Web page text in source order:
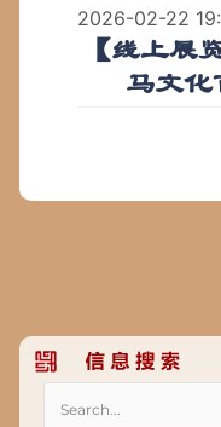
2026-02-22
【线上展
马文化